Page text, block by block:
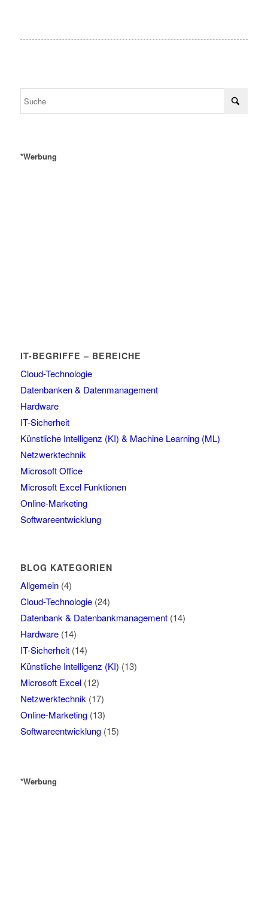
*Werbung
IT-BEGRIFFE – BEREICHE
Cloud-Technologie
Datenbanken & Datenmanagement
Hardware
IT-Sicherheit
Künstliche Intelligenz (KI) & Machine Learning (ML)
Netzwerktechnik
Microsoft Office
Microsoft Excel Funktionen
Online-Marketing
Softwareentwicklung
BLOG KATEGORIEN
Allgemein(4)
Cloud-Technologie(24)
Datenbank & Datenbankmanagement(14)
Hardware(14)
IT-Sicherheit(14)
Künstliche Intelligenz (KI) (13)
Microsoft Excel(12)
Netzwerktechnik(17)
Online-Marketing(13)
Softwareentwicklung(15)
*Werbung